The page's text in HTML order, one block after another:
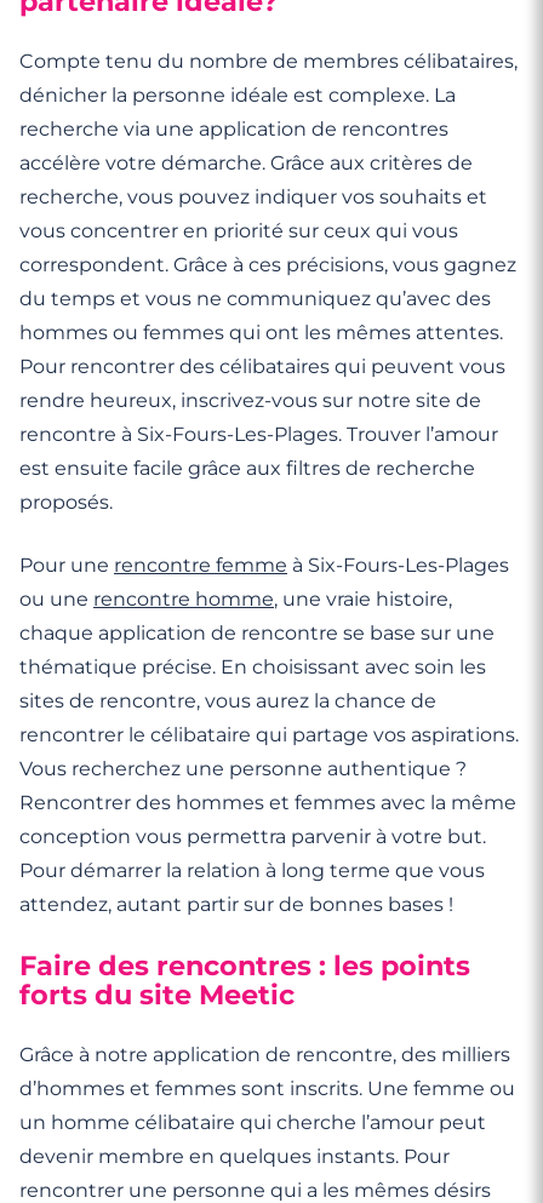
Compte tenu du nombre de membres célibataires,
dénicher la personne idéale est complexe. La
recherche via une application de rencontres
accélère votre démarche. Grâce aux critères de
recherche, vous pouvez indiquer vos souhaits et
vous concentrer en priorité sur ceux qui vous
correspondent. Grâce à ces précisions, vous gagnez
du temps et vous ne communiquez qu’avec des
hommes ou femmes qui ont les mêmes attentes.
Pour rencontrer des célibataires qui peuvent vous
rendre heureux, inscrivez-vous sur notre site de
rencontre à Six-Fours-Les-Plages. Trouver l’amour
est ensuite facile grâce aux filtres de recherche
proposés.
Pour une rencontre femme à Six-Fours-Les-Plages
ou une rencontre homme, une vraie histoire,
chaque application de rencontre se base sur une
thématique précise. En choisissant avec soin les
sites de rencontre, vous aurez la chance de
rencontrer le célibataire qui partage vos aspirations.
Vous recherchez une personne authentique ?
Rencontrer des hommes et femmes avec la même
conception vous permettra parvenir à votre but.
Pour démarrer la relation à long terme que vous
attendez, autant partir sur de bonnes bases !
Faire des rencontres : les points
forts du site Meetic
Grâce à notre application de rencontre, des milliers
d’hommes et femmes sont inscrits. Une femme ou
un homme célibataire qui cherche l’amour peut
devenir membre en quelques instants. Pour
rencontrer une personne qui a les mêmes désirs